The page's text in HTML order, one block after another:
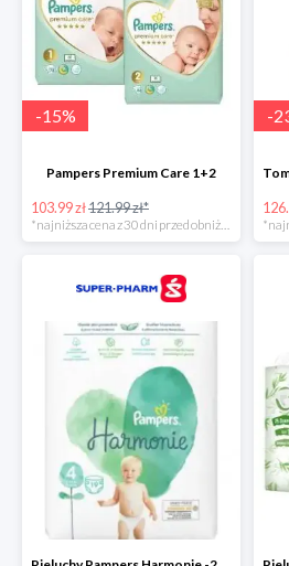
-15%
Pampers Premium Care 1+2
103.99 zł121.99 zł*
*najniższa cena z 30 dni przed obniżką
-